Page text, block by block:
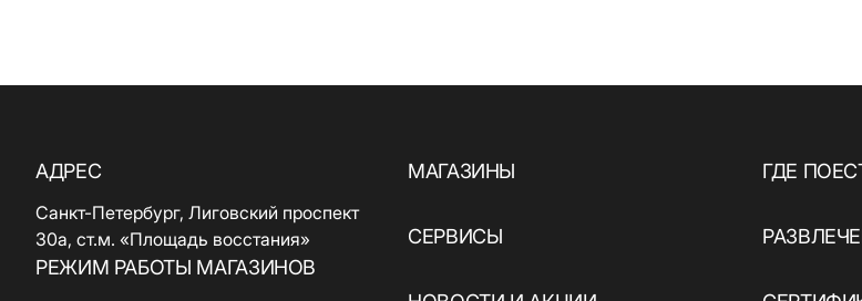
АДРЕС
Санкт-Петербург, Лиговский проспект
30а, ст.м. «Площадь восстания»
РЕЖИМ РАБОТЫ МАГАЗИНОВ
МАГАЗИНЫ ГДЕ
СЕРВИСЫ